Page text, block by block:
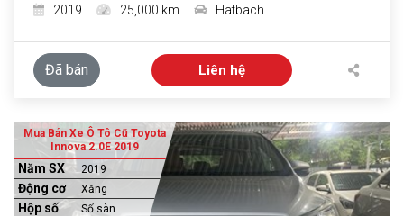
2019
25,000 km Hatbach
Đã bán Liên hệ
Mua Bán Xe Ô Tô Cũ Toyota
Innova 2.0E 2019
Năm SX 2019
Động cơ Xăng
Hộp số Số sàn